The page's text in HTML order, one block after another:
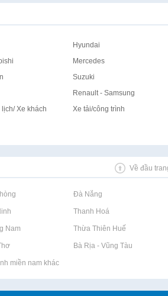
Hyundai
Mercedes
Suzuki
Renault - Samsung
lịch/ Xe khách
Xe tải/công trình
Về đầu
Rao vặt tại Đà Nẵng
Rao vặt tại Thanh Hoá
Nam Rao vặt tại Thừa Thiên Huế
Rao vặt tại Bà Rịa - Vũng Tàu
miền nam khác